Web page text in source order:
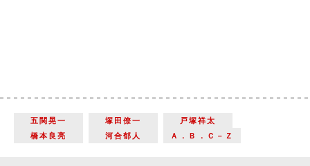
五関晃一 塚田僚一
戸塚祥太
橋本良亮
河合郁人 Ａ．Ｂ．Ｃ－Ｚ